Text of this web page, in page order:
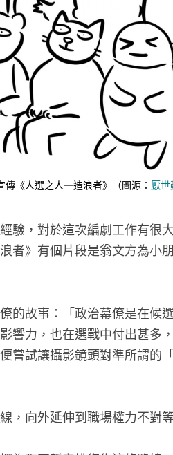
傳《人選之人—造浪者》（圖源： 厭世
驗，對於這次編劇工作有很
者》有個片段是翁文方為小
的故事：「政治幕僚是在候
響力，也在選戰中付出甚多
嘗試讓攝影鏡頭對準所謂的
，向外延伸到職場權力不對